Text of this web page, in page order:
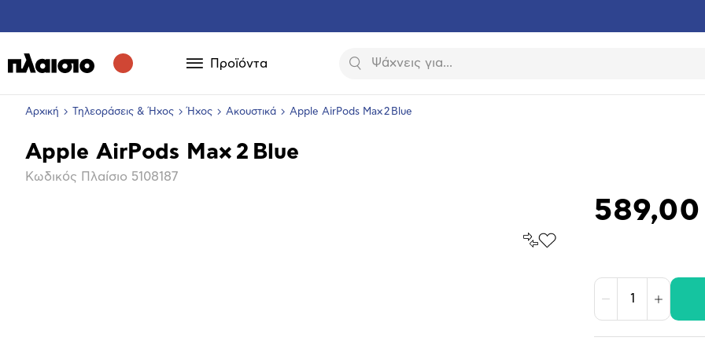
Προϊόντα Αναζήτηση
Αρχική Τηλεοράσεις & Ήχος Ήχος Ακουστικά Apple AirPods Max 2 Blue
Βασικά
Apple AirPods Max 2 Blue
Κωδικός Πλαίσιο 5108187
Σύγκρινέ
Προσθήκη
Μείωση Αύξηση